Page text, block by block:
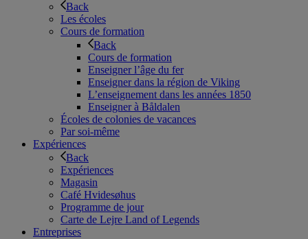
Back
Les écoles
Cours de formation
Back
Cours de formation
Enseigner l’âge du fer
Enseigner dans la région de Viking
L’enseignement dans les années 1850
Enseigner à Båldalen
Écoles de colonies de vacances
Par soi-même
Expériences
Back
Expériences
Magasin
Café Hvidesøhus
Programme de jour
Carte de Lejre Land of Legends
Entreprises